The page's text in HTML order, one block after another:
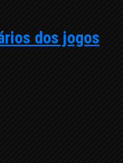
dos jogos